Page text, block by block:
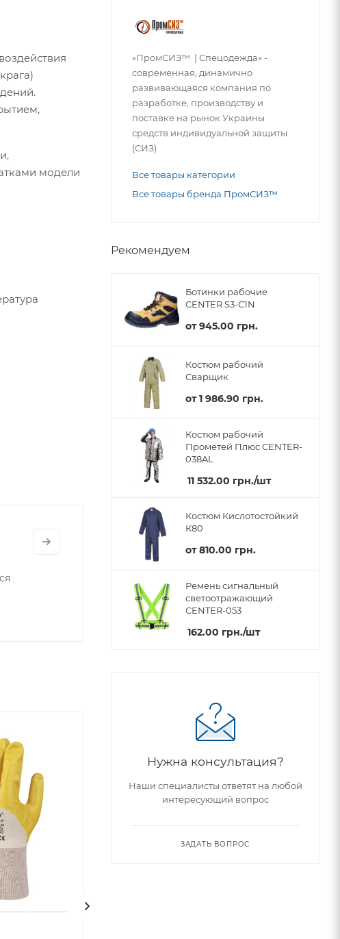
модели
«ПромСИЗ™ | Спецодежда» -
современная, динамично
развивающаяся компания по
разработке, производству и
поставке на рынок Украины
средств индивидуальной защиты
(СИЗ)
Все товары категории
Все товары бренда ПромСИЗ™
Рекомендуем
Ботинки рабочие
CENTER S3-C1N
от945.00 грн.
Костюм рабочий
Сварщик
от1 986.90 грн.
Костюм рабочий
Прометей Плюс CENTER-
038AL
11 532.00 грн./шт
Костюм Кислотостойкий
К80
от810.00 грн.
Ремень сигнальный
светоотражающий
CENTER-053
162.00 грн./шт
Нужна консультация?
Наши специалисты ответят на любой
интересующий вопрос
ЗАДАТЬ ВОПРОС